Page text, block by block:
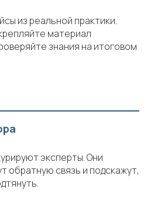
из реальной практики.
материал
знания на итоговом
эксперты. Они
обратную связь и подскажут,